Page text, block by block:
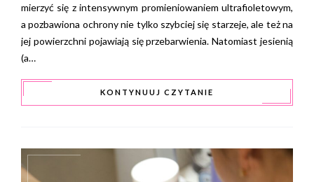
mierzyć się z intensywnym promieniowaniem ultrafioletowym,
a pozbawiona ochrony nie tylko szybciej się starzeje, ale też na
jej powierzchni pojawiają się przebarwienia. Natomiast jesienią
(a…
KONTYNUUJ CZYTANIE